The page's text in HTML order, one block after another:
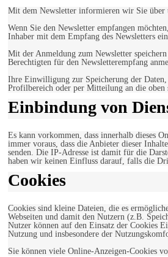
Mit dem Newsletter informieren wir Sie über
Wenn Sie den Newsletter empfangen
Inhaber mit dem Empfang des Newsletters
Mit der Anmeldung zum Newsletter
Berechtigten für den Newsletterempfang
Ihre Einwilligung zur Speicherung der
Profilbereich oder per Mitteilung an die
Einbindung von
Es kann vorkommen, dass innerhalb dieses
immer voraus, dass die Anbieter dieser
senden. Die IP-Adresse ist damit für die
haben wir keinen Einfluss darauf, falls die
Cookies
Cookies sind kleine Dateien, die es
Webseiten und damit den Nutzern (z.B.
Nutzer können auf den Einsatz der Cookies
Nutzung und insbesondere der
Sie können viele Online-Anzeigen-Cookies